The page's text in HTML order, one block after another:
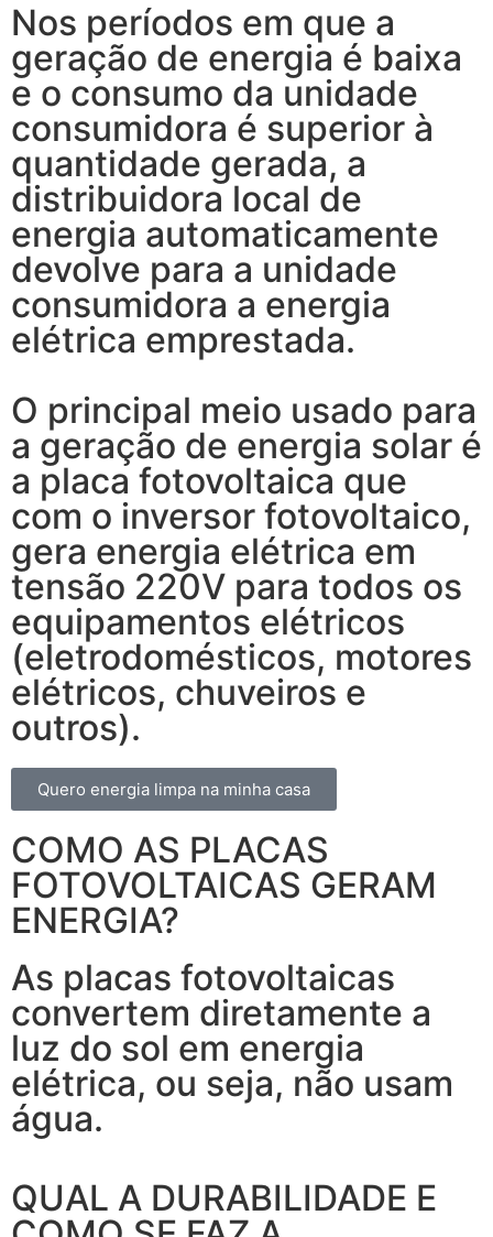
Nos períodos em que a
geração de energia é baixa
e o consumo da unidade
consumidora é superior à
quantidade gerada, a
distribuidora local de
energia automaticamente
devolve para a unidade
consumidora a energia
elétrica emprestada.
O principal meio usado para
a geração de energia solar é
a placa fotovoltaica que
com o inversor fotovoltaico,
gera energia elétrica em
tensão 220V para todos os
equipamentos elétricos
(eletrodomésticos, motores
elétricos, chuveiros e
outros).
Quero energia limpa na minha casa
COMO AS PLACAS
FOTOVOLTAICAS GERAM
ENERGIA?
As placas fotovoltaicas
convertem diretamente a
luz do sol em energia
elétrica, ou seja, não usam
água.
QUAL A DURABILIDADE E